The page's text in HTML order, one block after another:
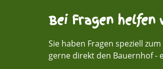
Bei Fragen
Sie haben Fragen speziell
gerne direkt den Bauernhof -